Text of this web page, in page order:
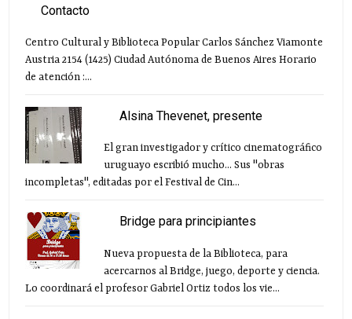
Contacto
Centro Cultural y Biblioteca Popular Carlos Sánchez Viamonte
Austria 2154 (1425) Ciudad Autónoma de Buenos Aires Horario
de atención :...
Alsina Thevenet, presente
El gran investigador y crítico cinematográfico
uruguayo escribió mucho... Sus "obras
incompletas", editadas por el Festival de Cin...
Bridge para principiantes
Nueva propuesta de la Biblioteca, para
acercarnos al Bridge, juego, deporte y ciencia.
Lo coordinará el profesor Gabriel Ortiz todos los vie...